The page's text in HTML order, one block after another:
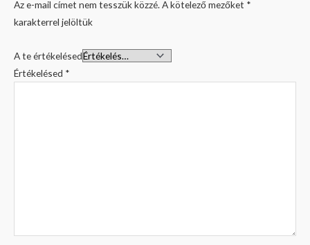
Az e-mail címet nem tesszük közzé. A kötelező mezőket *
karakterrel jelöltük
A te értékelésed
Értékelésed *